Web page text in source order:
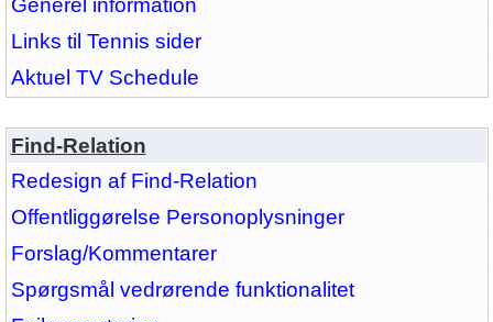
Generel information
Links til Tennis sider
Aktuel TV Schedule
Find-Relation
Redesign af Find-Relation
Offentliggørelse Personoplysninger
Forslag/Kommentarer
Spørgsmål vedrørende funktionalitet